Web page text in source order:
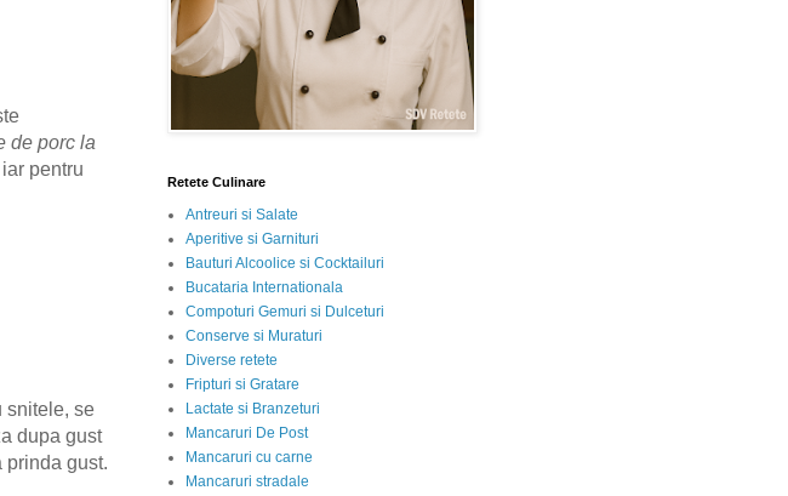
de porc la
pentru
snitele, se
dupa gust
prinda gust.
Retete Culinare
Antreuri si Salate
Aperitive si Garnituri
Bauturi Alcoolice si Cocktailuri
Bucataria Internationala
Compoturi Gemuri si Dulceturi
Conserve si Muraturi
Diverse retete
Fripturi si Gratare
Lactate si Branzeturi
Mancaruri De Post
Mancaruri cu carne
Mancaruri stradale